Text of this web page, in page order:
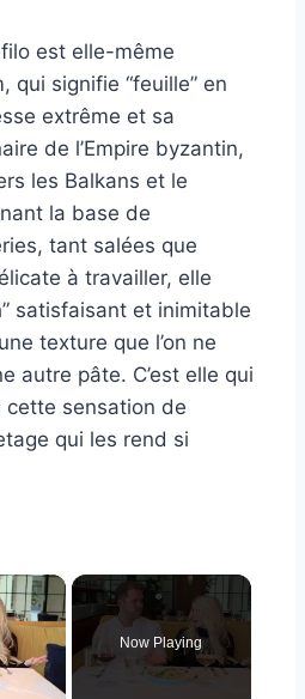
est elle-même
qui signifie “feuille” en
extrême et sa
de l’Empire byzantin,
les Balkans et le
la base de
tant salées que
à travailler, elle
satisfaisant et inimitable
texture que l’on ne
autre pâte. C’est elle qui
cette sensation de
qui les rend si
×
Video
Now Playing